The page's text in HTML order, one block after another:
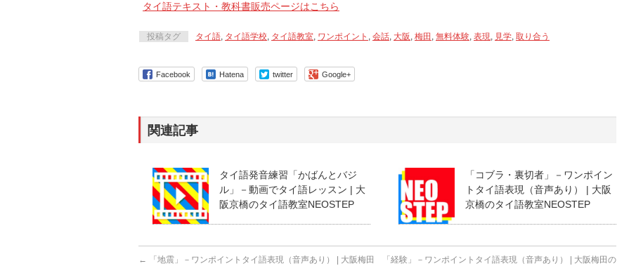
タイ語テキスト・教科書販売ページはこちら
投稿タグ タイ語, タイ語学校, タイ語教室, ワンポイント , 会話, 大阪 , 梅田 , 無料体験, 表現, 見学, 取り合う
Facebook Hatena twitter Google+
関連記事
タイ語発音練習「かばんとバジ
ル」－動画でタイ語レッスン | 大
阪京橋のタイ語教室NEOSTEP
「コブラ・裏切者」－ワンポイン
トタイ語表現（音声あり） | 大阪
京橋のタイ語教室NEOSTEP
←
「地震」－ワンポイントタイ語表現（音声あり） | 大阪梅田
「経験」－ワンポイントタイ語表現（音声あり） | 大阪梅田の